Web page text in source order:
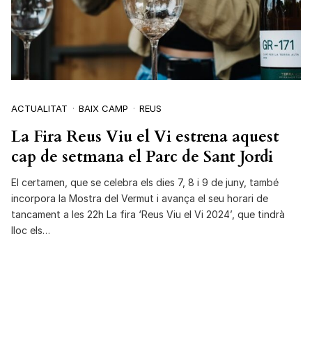
ACTUALITAT BAIX CAMP REUS
La Fira Reus Viu el Vi estrena aquest
cap de setmana el Parc de Sant Jordi
El certamen, que se celebra els dies 7, 8 i 9 de juny, també
incorpora la Mostra del Vermut i avança el seu horari de
tancament a les 22h La fira ‘Reus Viu el Vi 2024’, que tindrà
lloc els…